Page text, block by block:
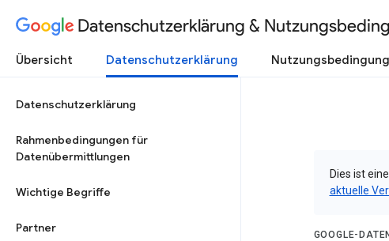
Datenschutzerklärung &
Übersicht Datenschutzerklärung
Datenschutzerklärung
Rahmenbedingungen für
Datenübermittlungen
Wichtige Begriffe
Partner
Dies ist
aktuelle
GOOGLE-